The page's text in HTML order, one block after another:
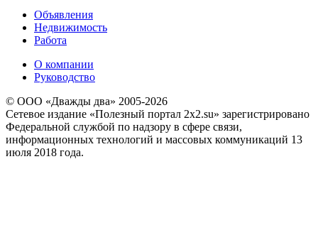
Объявления
Недвижимость
Работа
О компании
Руководство
© ООО «Дважды два» 2005-2026
Сетевое издание «Полезный портал 2x2.su» зарегистрировано
Федеральной службой по надзору в сфере связи,
информационных технологий и массовых коммуникаций 13
июля 2018 года.